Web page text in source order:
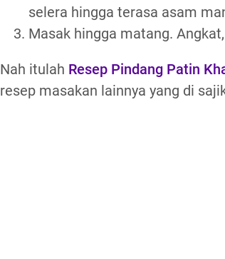
selera hingga terasa asam
Masak hingga matang.
Nah itulah Resep Pindang Patin
resep masakan lainnya yang di